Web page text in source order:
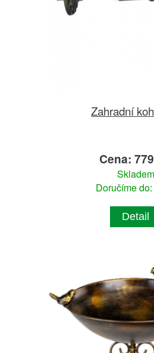
Zahradní
Cena:
Skladem
Doručíme
Detail